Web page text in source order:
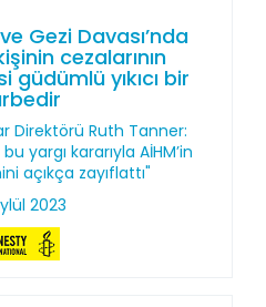
Gezi Davası’nda
cezalarının
güdümlü yıkıcı bir
Direktörü Ruth Tanner:
yargı kararıyla AİHM’in
açıkça zayıflattı"
2023